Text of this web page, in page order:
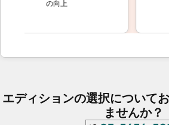
の向上
エディションの選択について
ませんか？